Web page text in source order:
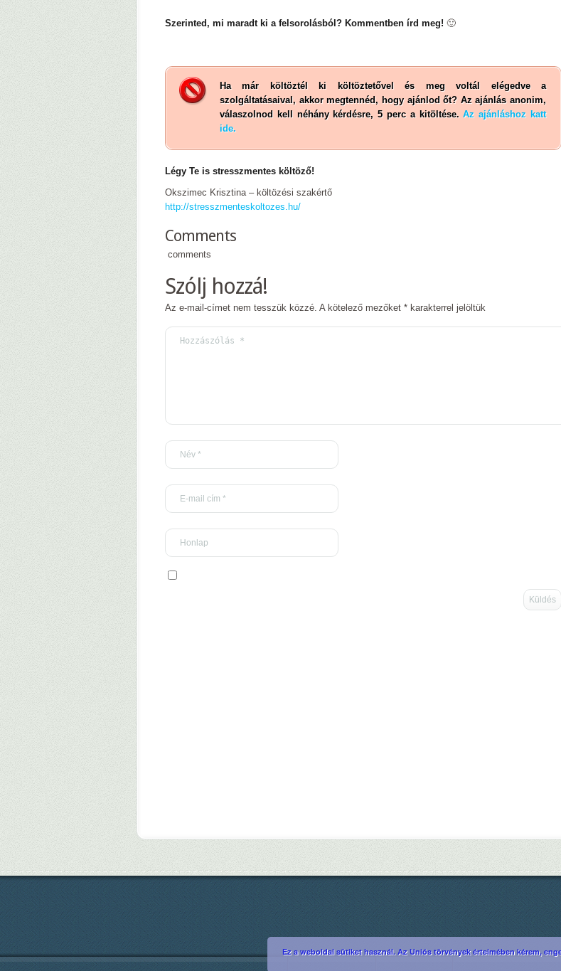
Szerinted, mi maradt ki a felsorolásból? Kommentben írd meg! 🙂
Ha már költöztél ki költöztetővel és meg voltál elégedve a
szolgáltatásaival, akkor megtennéd, hogy ajánlod őt? Az ajánlás anonim,
válaszolnod kell néhány kérdésre, 5 perc a kitöltése. Az ajánláshoz katt
ide.
Légy Te is stresszmentes költöző!
Okszimec Krisztina – költözési szakértő
http://stresszmenteskoltozes.hu/
Comments
comments
Szólj hozzá!
Az e-mail-címet nem tesszük közzé. A kötelező mezőket * karakterrel jelöltük
Ez a weboldal sütiket használ. Az Uniós törvények értelmében kérem,